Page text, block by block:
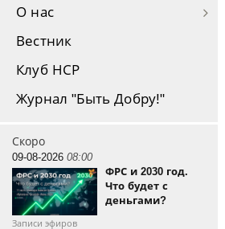
О нас
Вестник
Клуб НСР
Журнал "Быть Добру!"
Скоро
09-08-2026 08:00
ФРС и 2030 год.
Что будет с
деньгами?
Записи эфиров